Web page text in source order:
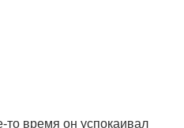
время он успокаивал